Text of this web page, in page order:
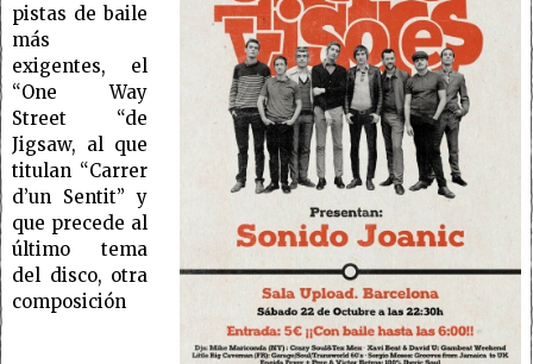
pistas de baile
más
exigentes, el
“One Way
Street “de
Jigsaw, al que
titulan “Carrer
d’un Sentit” y
que precede al
último tema
del disco, otra
composición